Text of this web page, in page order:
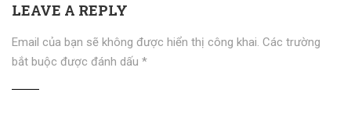
LEAVE A REPLY
Email của bạn sẽ không được hiển thị công khai. Các trường
bắt buộc được đánh dấu *